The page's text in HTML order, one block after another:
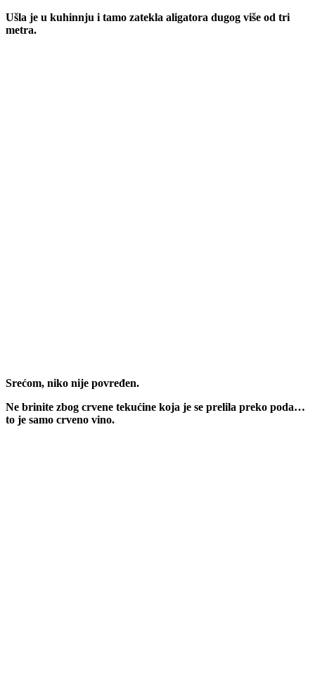
Ušla je u kuhinnju i tamo zatekla aligatora dugog više od tri
metra.
Srećom, niko nije povređen.
Ne brinite zbog crvene tekućine koja je se prelila preko poda…
to je samo crveno vino.